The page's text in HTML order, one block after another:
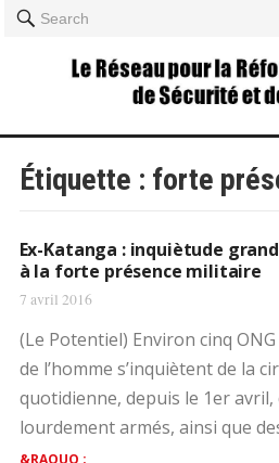
Search
Étiquette : forte
Ex-Katanga : inquiètude
à la forte présence militaire
7 avril 2016
(Le Potentiel) Environ cinq
de l’homme s’inquiètent de la
quotidienne, depuis le 1er
lourdement armés, ainsi que
&RAQUO ;